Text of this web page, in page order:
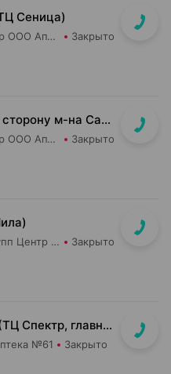
Сеница)
Добрыя леки Аптека групп Центр ООО Аптека №111 Закрыто
м. Автозаводская (выход на сторону м-на Санта)
Добрыя леки Аптека групп Центр ООО Аптека №4 Закрыто
Добрыя леки-Эканом Аптека групп Центр ООО Аптека №87 Закрыто
пр-т Независимости, д. 179 (ТЦ Спектр, главный вход, 1 этаж)
№61 Закрыто